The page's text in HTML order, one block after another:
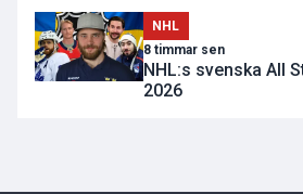
NHL
8 timmar sen
NHL:s svenska All
2026